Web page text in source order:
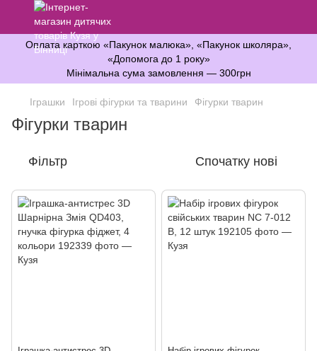
Оплата карткою «Пакунок малюка», «Пакунок школяра»,
«Допомога до 1 року»
Мінімальна сума замовлення — 300грн
Іграшки Ігрові фігурки та тварини Фігурки тварин
Фігурки тварин
Фільтр Спочатку нові